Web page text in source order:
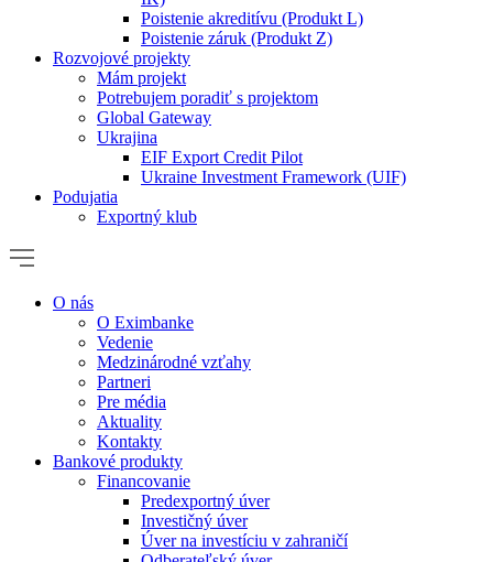
Poistenie akreditívu (Produkt L)
Poistenie záruk (Produkt Z)
Rozvojové projekty
Mám projekt
Potrebujem poradiť s projektom
Global Gateway
Ukrajina
EIF Export Credit Pilot
Ukraine Investment Framework (UIF)
Podujatia
Exportný klub
O nás
O Eximbanke
Vedenie
Medzinárodné vzťahy
Partneri
Pre média
Aktuality
Kontakty
Bankové produkty
Financovanie
Predexportný úver
Investičný úver
Úver na investíciu v zahraničí